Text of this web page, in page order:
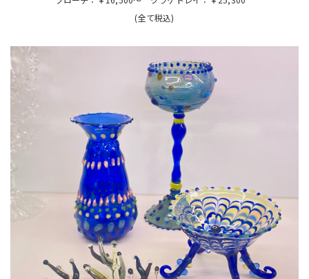
(全て税込)